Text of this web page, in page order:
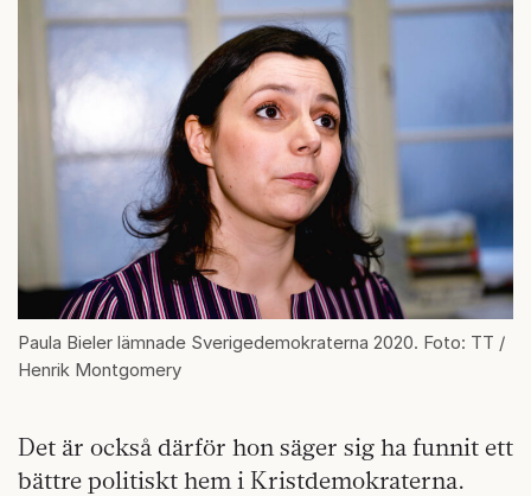
Paula Bieler lämnade Sverigedemokraterna 2020. Foto: TT /
Henrik Montgomery
Det är också därför hon säger sig ha funnit ett
bättre politiskt hem i Kristdemokraterna.